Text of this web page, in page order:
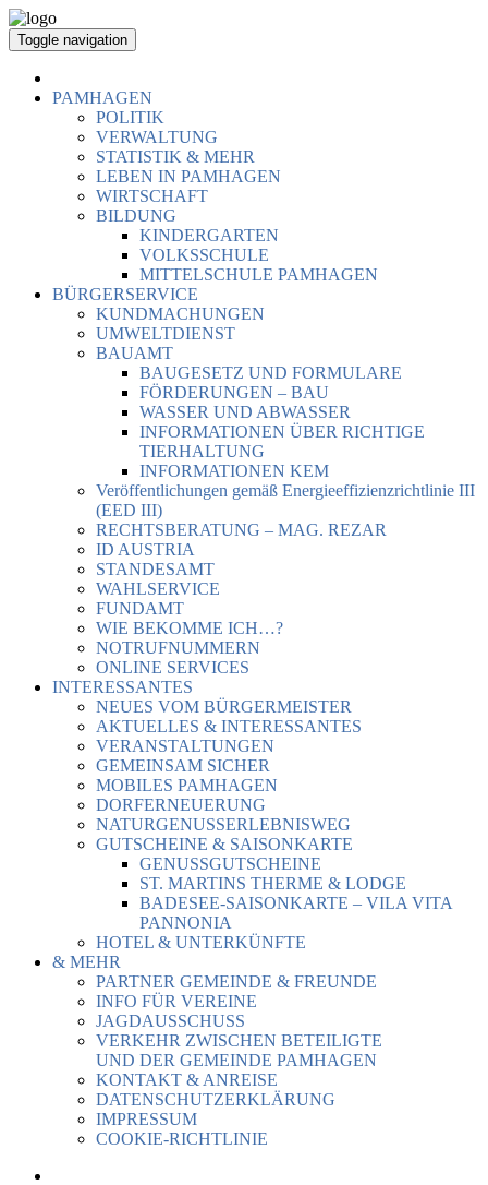
Toggle navigation
PAMHAGEN
POLITIK
VERWALTUNG
STATISTIK & MEHR
LEBEN IN PAMHAGEN
WIRTSCHAFT
BILDUNG
KINDERGARTEN
VOLKSSCHULE
MITTELSCHULE PAMHAGEN
BÜRGERSERVICE
KUNDMACHUNGEN
UMWELTDIENST
BAUAMT
BAUGESETZ UND FORMULARE
FÖRDERUNGEN – BAU
WASSER UND ABWASSER
INFORMATIONEN ÜBER RICHTIGE
TIERHALTUNG
INFORMATIONEN KEM
Veröffentlichungen gemäß Energieeffizienzrichtlinie III
(EED III)
RECHTSBERATUNG – MAG. REZAR
ID AUSTRIA
STANDESAMT
WAHLSERVICE
FUNDAMT
WIE BEKOMME ICH…?
NOTRUFNUMMERN
ONLINE SERVICES
INTERESSANTES
NEUES VOM BÜRGERMEISTER
AKTUELLES & INTERESSANTES
VERANSTALTUNGEN
GEMEINSAM SICHER
MOBILES PAMHAGEN
DORFERNEUERUNG
NATURGENUSSERLEBNISWEG
GUTSCHEINE & SAISONKARTE
GENUSSGUTSCHEINE
ST. MARTINS THERME & LODGE
BADESEE-SAISONKARTE – VILA VITA
PANNONIA
HOTEL & UNTERKÜNFTE
& MEHR
PARTNER GEMEINDE & FREUNDE
INFO FÜR VEREINE
JAGDAUSSCHUSS
VERKEHR ZWISCHEN BETEILIGTE
UND DER GEMEINDE PAMHAGEN
KONTAKT & ANREISE
DATENSCHUTZERKLÄRUNG
IMPRESSUM
COOKIE-RICHTLINIE